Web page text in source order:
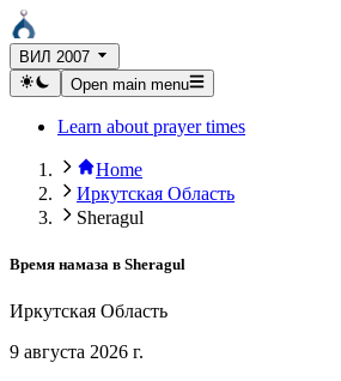
ВИЛ 2007
Open main menu
Learn about prayer times
Home
Иркутская Область
Sheragul
Время намаза в Sheragul
Иркутская Область
9 августа 2026 г.